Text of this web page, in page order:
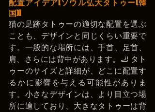
配置アイデア[ソウル弘大タトゥー(韓
国)]
猫の足跡タトゥーの適切な配置を選ぶ
ことも、デザインと同じくらい重要で
す。一般的な場所には、手首、足首、
肩、さらには背中があります。🦶 タト
ゥーのサイズと詳細が、どこに配置す
るかに影響を与える可能性がありま
す。小さなデザインは、より目立つ場
所に適しており、大きなタトゥーは背